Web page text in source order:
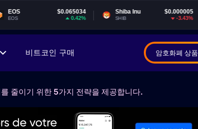
$0.065034 Shiba Inu $0.000005
SHIB
Gala
GALA
비트코인 구매 암호화폐 상품
줄이기 위한 5가지 전략을 제공합니다.